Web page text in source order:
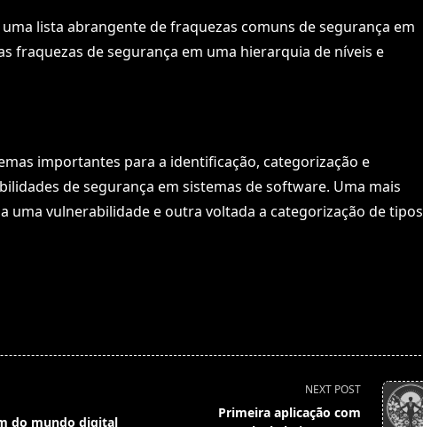
uma lista abrangente de fraquezas comuns de segurança em
fraquezas de segurança em uma hierarquia de níveis e
importantes para a identificação, categorização e
de segurança em sistemas de software. Uma mais
uma vulnerabilidade e outra voltada a categorização de tipos
do mundo digital
NEXT POST
Primeira aplicação com